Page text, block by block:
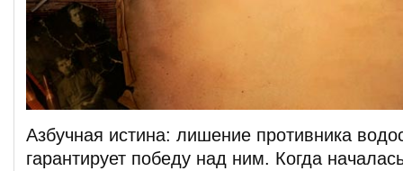
Азбучная истина: лишение противника
гарантирует победу над ним. Когда